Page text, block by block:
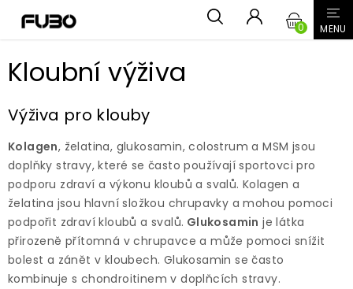
Kloubní výživa
Výživa pro klouby
Kolagen, želatina, glukosamin, colostrum a MSM jsou
doplňky stravy, které se často používají sportovci pro
podporu zdraví a výkonu kloubů a svalů. Kolagen a
želatina jsou hlavní složkou chrupavky a mohou pomoci
podpořit zdraví kloubů a svalů. Glukosamin je látka
přirozeně přítomná v chrupavce a může pomoci snížit
bolest a zánět v kloubech. Glukosamin se často
kombinuje s chondroitinem v doplňcích stravy.